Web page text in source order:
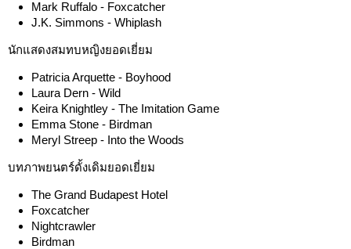
Mark Ruffalo - Foxcatcher
J.K. Simmons - Whiplash
นักแสดงสมทบหญิงยอดเยี่ยม
Patricia Arquette - Boyhood
Laura Dern - Wild
Keira Knightley - The Imitation Game
Emma Stone - Birdman
Meryl Streep - Into the Woods
บทภาพยนตร์ดั้งเดิมยอดเยี่ยม
The Grand Budapest Hotel
Foxcatcher
Nightcrawler
Birdman